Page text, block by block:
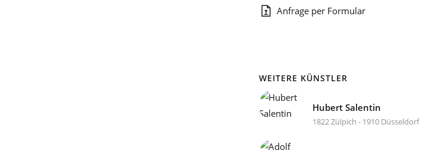
Anfrage per Formular
WEITERE KÜNSTLER
Hubert Salentin
1822 Zülpich - 1910 Düsseldorf